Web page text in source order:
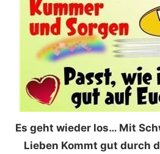
Es geht wieder los… Mit
Lieben Kommt gut durch